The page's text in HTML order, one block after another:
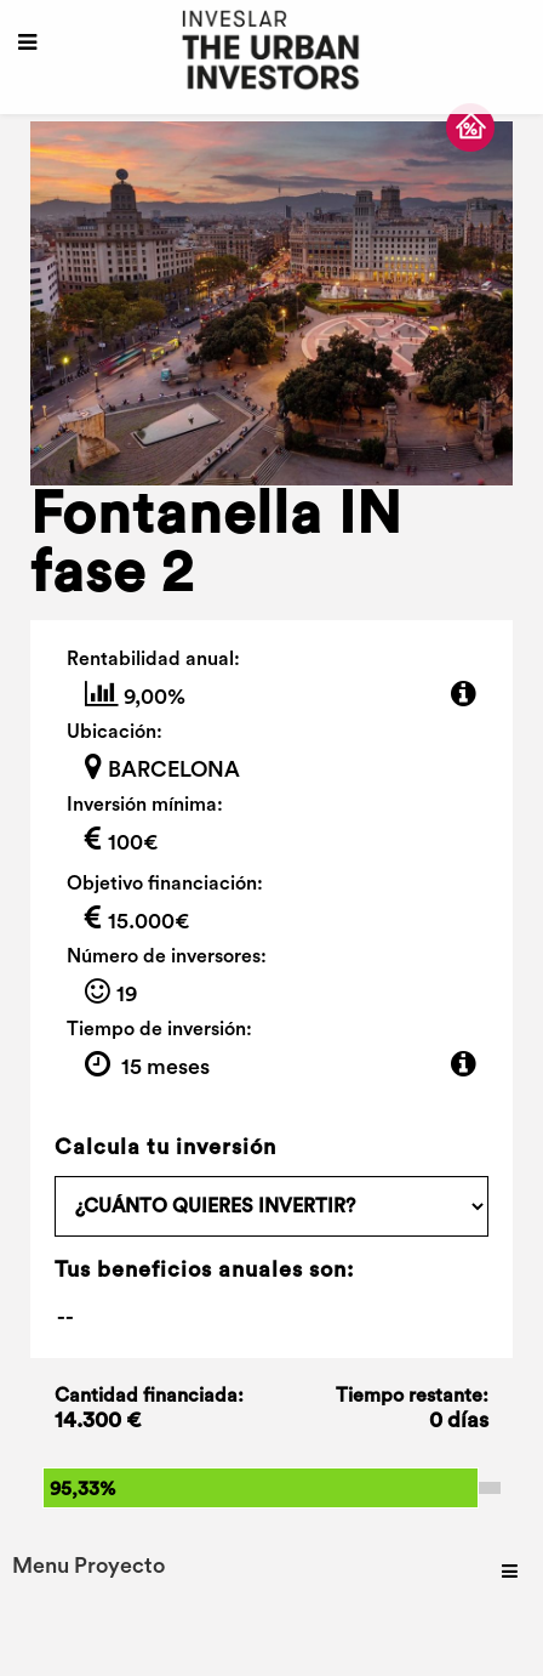
Fontanella IN
fase 2
Rentabilidad anual:
9,00%
Ubicación:
BARCELONA
Inversión mínima:
100€
Objetivo financiación:
15.000€
Número de inversores:
19
Tiempo de inversión:
15 meses
Calcula tu inversión
Tus beneficios anuales son:
Cantidad financiada:
14.300 €
Tiempo restante:
0 días
95,33%
Menu Proyecto